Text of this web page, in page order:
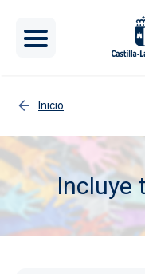
Inicio
Incluye
Imagen